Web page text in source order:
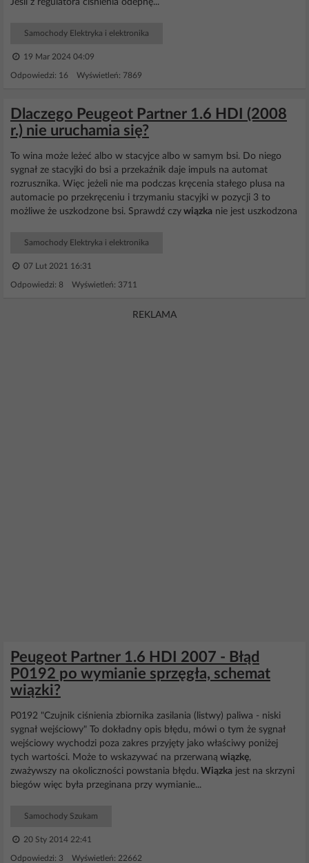
Jeśli z regulatora ciśnienia odepnę...
Samochody Elektryka i elektronika
19 Mar 2024 04:09
Odpowiedzi: 16 Wyświetleń: 7869
Dlaczego Peugeot Partner 1.6 HDI (2008
r.) nie uruchamia się?
To wina może leżeć albo w stacyjce albo w samym bsi. Do niego
sygnał ze stacyjki do bsi a przekaźnik daje impuls na automat
rozrusznika. Więc jeżeli nie ma podczas kręcenia stałego plusa na
automacie po przekręceniu i trzymaniu stacyjki w pozycji 3 to
możliwe że uszkodzone bsi. Sprawdź czy wiązka nie jest uszkodzona
Samochody Elektryka i elektronika
07 Lut 2021 16:31
Odpowiedzi: 8 Wyświetleń: 3711
REKLAMA
Peugeot Partner 1.6 HDI 2007 - Błąd
P0192 po wymianie sprzęgła, schemat
wiązki?
P0192 "Czujnik ciśnienia zbiornika zasilania (listwy) paliwa - niski
sygnał wejściowy" To dokładny opis błędu, mówi o tym że sygnał
wejściowy wychodzi poza zakres przyjęty jako właściwy poniżej
tych wartości. Może to wskazywać na przerwaną wiązkę,
zważywszy na okoliczności powstania błędu. Wiązka jest na skrzyni
biegów więc była przeginana przy wymianie...
Samochody Szukam
20 Sty 2014 22:41
Odpowiedzi: 3 Wyświetleń: 22662